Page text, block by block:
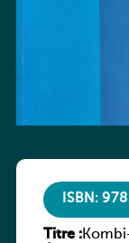
ISBN:
Titre :